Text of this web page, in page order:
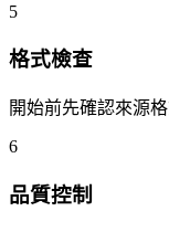
5
格式檢查
開始前先確認來源
6
品質控制